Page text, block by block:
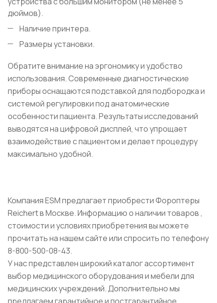
дюймов).
Наличие принтера.
Размеры установки.
Обратите внимание на эргономику и удобство
использования. Современные диагностические
приборы оснащаются подставкой для подбородка и
системой регулировки под анатомические
особенности пациента. Результаты исследований
выводятся на цифровой дисплей, что упрощает
взаимодействие с пациентом и делает процедуру
максимально удобной.
Компания ESM предлагает приобрести Фороптеры
Reichert в Москве. Информацию о наличии товаров ,
стоимости и условиях приобретения вы можете
прочитать на нашем сайте или спросить по телефону
8-800-500-08-43.
У нас представлен широкий каталог ассортимент
выбор медицинского оборудования и мебели для
медицинских учреждений. Дополнительно мы